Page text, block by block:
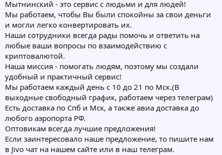
Мытнинский - это сервис с людьми и для людей!
Мы работаем, чтобы Вы были спокойны за свои деньги
и могли легко конвертировать их.
Наши сотрудники всегда рады помочь и ответить на
любые ваши вопросы по взаимодействию с
криптовалютой.
Наша миссия - помогать людям, поэтому мы создали
удобный и практичный сервис!
Мы работаем каждый день с 10 до 21 по Мск.(В
выходные свободный график, работаем через телеграм)
Есть доставка по Спб и Мск, а также авиа доставка до
любого аэропорта РФ.
Оптовикам всегда лучшие предложения!
Если заинтересовало наше предложение, то пишите нам
в Jivo чат на нашем сайте или в наш телеграм.